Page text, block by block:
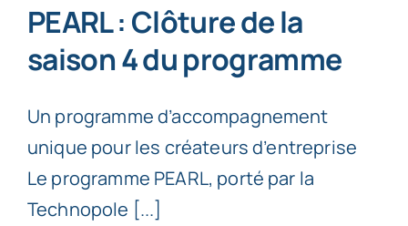
PEARL : Clôture de la
saison 4 du programme
Un programme d’accompagnement
unique pour les créateurs d’entreprise
Le programme PEARL, porté par la
Technopole [...]